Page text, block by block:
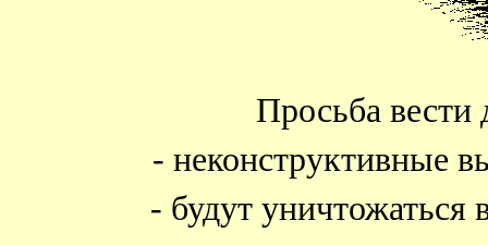
Просьба вести
- неконструктивные
- будут